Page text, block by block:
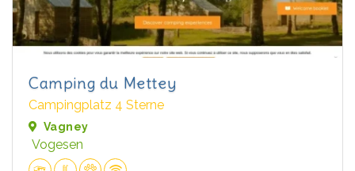
Camping du Mettey
Campingplatz 4 Sterne
Vagney
Vogesen